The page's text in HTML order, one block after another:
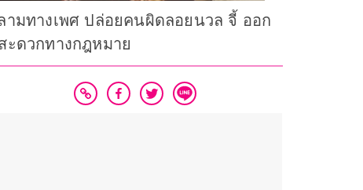
มทางเพศ ปล่อยคนผิดลอยนวล จี้ ออก
ะดวกทางกฎหมาย